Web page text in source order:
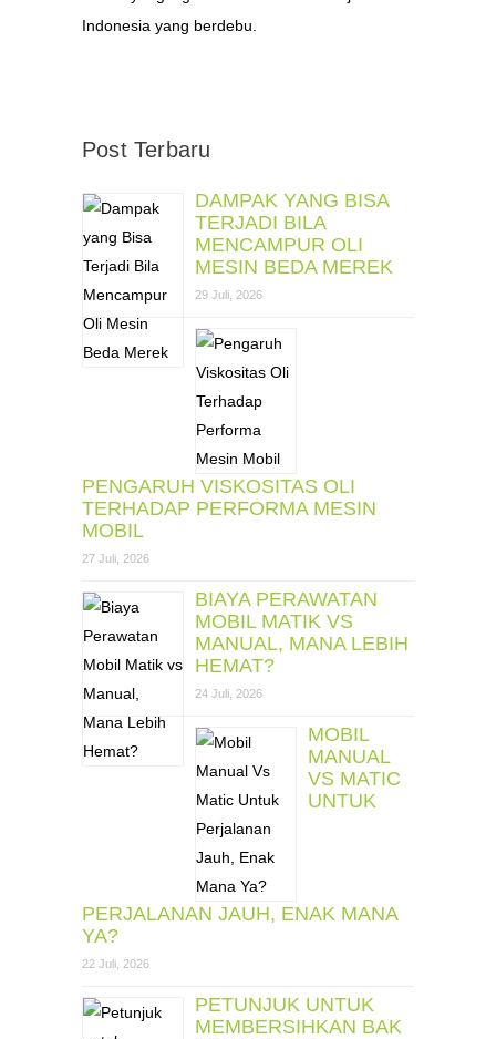
Indonesia yang berdebu.
Post Terbaru
DAMPAK YANG BISA
TERJADI BILA
MENCAMPUR OLI
MESIN BEDA MEREK
29 Juli, 2026
PENGARUH VISKOSITAS OLI
TERHADAP PERFORMA MESIN
MOBIL
27 Juli, 2026
BIAYA PERAWATAN
MOBIL MATIK VS
MANUAL, MANA LEBIH
HEMAT?
24 Juli, 2026
MOBIL
MANUAL
VS MATIC
UNTUK
PERJALANAN JAUH, ENAK MANA
YA?
22 Juli, 2026
PETUNJUK UNTUK
MEMBERSIHKAN BAK